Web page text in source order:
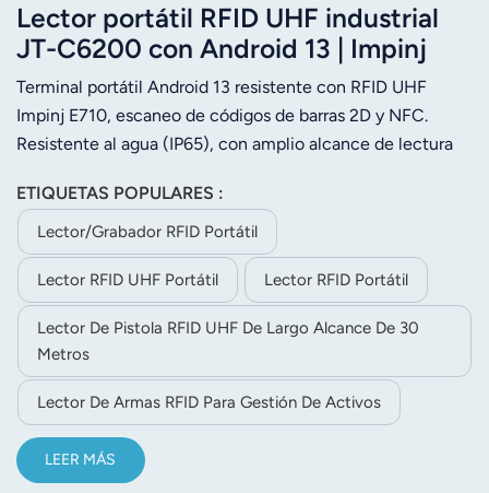
Lector portátil RFID UHF industrial
JT-C6200 con Android 13 | Impinj
E710 | IP65 | Código de barras 2D |
NFC
Terminal portátil Android 13 resistente con RFID UHF
Impinj E710, escaneo de códigos de barras 2D y NFC.
Resistente al agua (IP65), con amplio alcance de lectura
ETIQUETAS POPULARES :
Lector/grabador RFID Portátil
Lector RFID UHF Portátil Lector RFID Portátil
Lector De Pistola RFID UHF De Largo Alcance De 30
Metros
Lector De Armas RFID Para Gestión De Activos
LEER MÁS